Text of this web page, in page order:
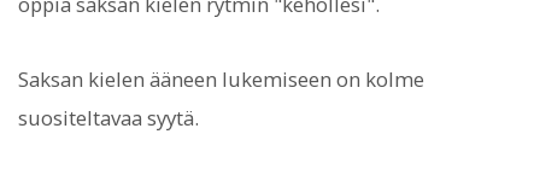
Saksan kielen ääneen lukemiseen on kolme
suositeltavaa syytä.